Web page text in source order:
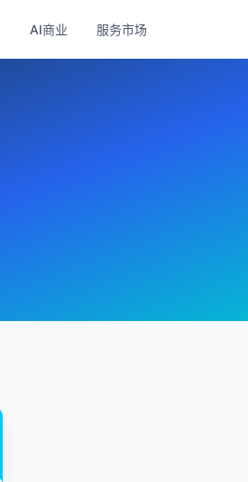
AI商业 服务市场